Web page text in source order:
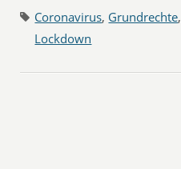
Coronavirus, Grundrechte,
Lockdown